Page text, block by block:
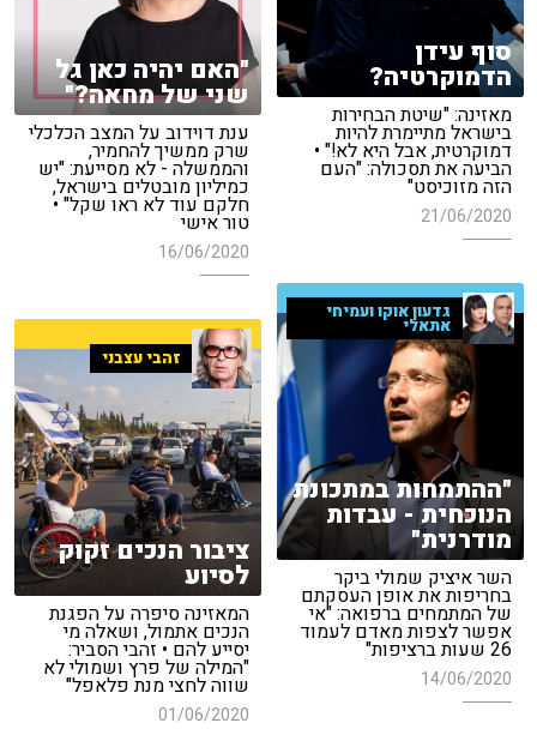
סוף עידן
הדמוקרטיה?
מאזינה: "שיטת הבחירות
בישראל מתיימרת להיות
דמוקרטית, אבל היא לא!" •
הביעה את תסכולה: "העם
הזה מזוכיסט"
21/06/2020
"האם יהיה כאן גל
שני של מחאה?"
ענת דוידוב על המצב הכלכלי
שרק ממשיך להחמיר,
והממשלה - לא מסייעת: "יש
כמיליון מובטלים בישראל,
חלקם עוד לא ראו שקל" •
טור אישי
16/06/2020
גדעון אוקו ועמיחי
אתאלי
"ההתמחות במתכונת
הנוכחית - עבדות
מודרנית"
השר איציק שמולי ביקר
בחריפות את אופן העסקתם
של המתמחים ברפואה: "אי
אפשר לצפות מאדם לעמוד
26 שעות ברציפות"
14/06/2020
זהבי עצבני
ציבור הנכים זקוק
לסיוע
המאזינה סיפרה על הפגנת
הנכים אתמול, ושאלה מי
יסייע להם • זהבי הסביר:
"המילה של פרץ ושמולי לא
שווה לחצי מנת פלאפל"
01/06/2020